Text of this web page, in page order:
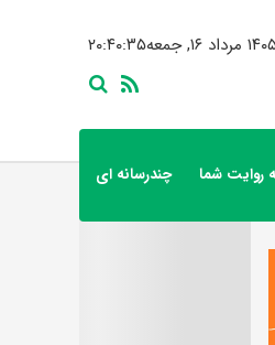
۲۰:۴۰:۳۶ ۱۴۰۵ مرداد ۱۶, جمعه
روایت شما چندرسانه ای